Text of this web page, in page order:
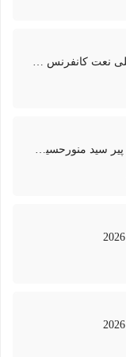
1980 میں یو کے میں پہلی نعت کانفرنس جس کا اہتمامِ سجادہ نشین و جانشین حضرت امیرِ ملت پیر سید منور حسین شاہ جماعتی صاحب نے کیا اور جس کی آپ نے صدارت بھی فرمائی
سجادہ نشین امیر ملت پیر سید منورحسین شاہ جماعتی کی خصوصی تصاویر